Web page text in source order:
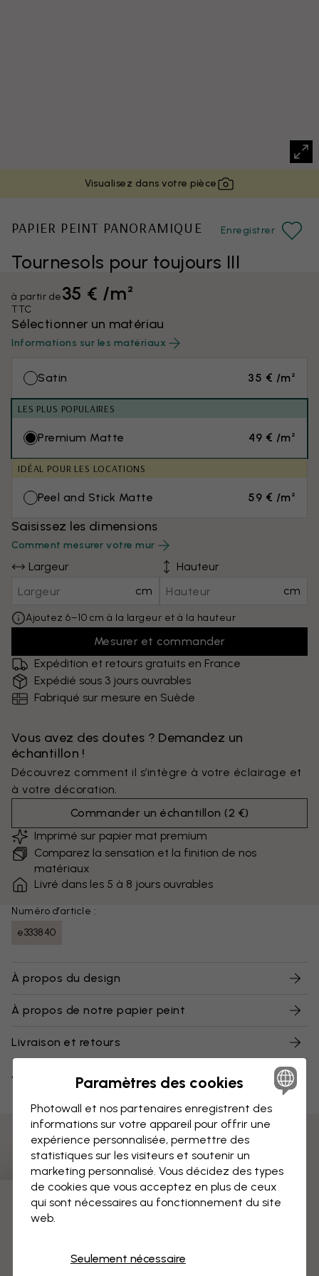
Visualisez dans votre pièce
Tournesols pour toujours III
PAPIER PEINT PANORAMIQUE Enregistrer
à partir de35 € /m²
TTC
Sélectionner un matériau
Informations sur les matériaux
Satin 35 € /m²
LES PLUS POPULAIRES
Premium Matte 49 € /m²
IDÉAL POUR LES LOCATIONS
Peel and Stick Matte 59 € /m²
Saisissez les dimensions
Comment mesurer votre mur
Largeur
cm
Hauteur
cm
Ajoutez 6–10 cm à la largeur et à la hauteur
Mesurer et commander
Expédition et retours gratuits en France
Expédié sous 3 jours ouvrables
Fabriqué sur mesure en Suède
Vous avez des doutes ? Demandez un
échantillon !
Découvrez comment il s’intègre à votre éclairage et
à votre décoration.
Commander un échantillon (2 €)
Imprimé sur papier mat premium
Comparez la sensation et la finition de nos
matériaux
Livré dans les 5 à 8 jours ouvrables
Numéro d'article :
e333840
À propos du design
À propos de notre papier peint
Livraison et retours
À propos de nos échantillons
Paramètres des cookies
Photowall et nos partenaires enregistrent des
informations sur votre appareil pour offrir une
expérience personnalisée, permettre des
statistiques sur les visiteurs et soutenir un
marketing personnalisé. Vous décidez des types
de cookies que vous acceptez en plus de ceux
qui sont nécessaires au fonctionnement du site
web.
Seulement nécessaire